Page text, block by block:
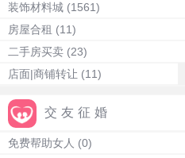
装饰材料城 (1561)
房屋合租 (11)
二手房买卖 (23)
店面|商铺转让 (11)
交友征婚
免费帮助女人 (0)